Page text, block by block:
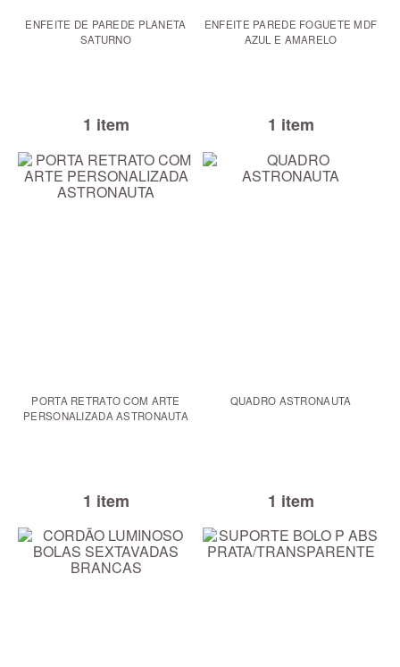
ENFEITE DE PAREDE PLANETA
SATURNO
1 item
ENFEITE PAREDE FOGUETE MDF
AZUL E AMARELO
1 item
PORTA RETRATO COM ARTE
PERSONALIZADA ASTRONAUTA
1 item
QUADRO ASTRONAUTA
1 item